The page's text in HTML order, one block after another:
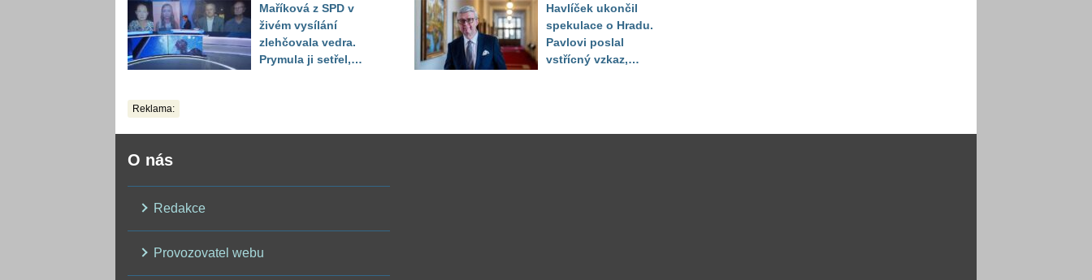
horkého počasí
Maříková z SPD v
živém vysílání
zlehčovala vedra.
Prymula ji setřel,
výstrahou, kde hrozí
kroupy a prudký vítr
Havlíček ukončil
spekulace o Hradu.
Pavlovi poslal
vstřícný vzkaz,
Reklama:
O nás
Redakce
Provozovatel webu